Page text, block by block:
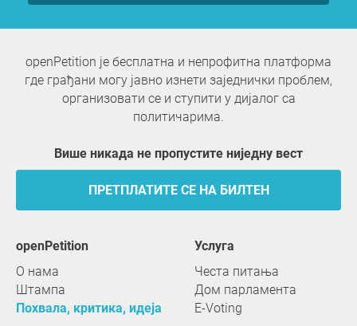
openPetition је бесплатна и непрофитна платформа
где грађани могу јавно изнети заједнички проблем,
организовати се и ступити у дијалог са
политичарима.
Више никада не пропустите ниједну вест
ПРЕТПЛАТИТЕ СЕ НА БИЛТЕН
openPetition
О нама
Штампа
Похвала, критика, идеја
услуга
Честа питања
Дом парламента
E-Voting